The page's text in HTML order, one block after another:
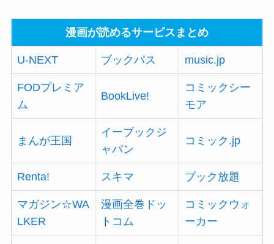
漫画が読めるサービスまとめ
U-NEXT ブックパス music.jp
FODプレミア
ム
BookLive!
コミックシー
モア
まんが王国
イーブックジ
ャパン
コミック.jp
Renta! スキマ ブック放題
マガジン☆WA
LKER
漫画全巻ドッ
トコム
コミックウォ
ーカー